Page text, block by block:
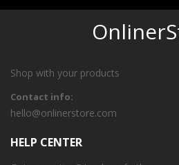
Shop with your products
Contact info:
hello@onlinerstore.com
HELP CENTER